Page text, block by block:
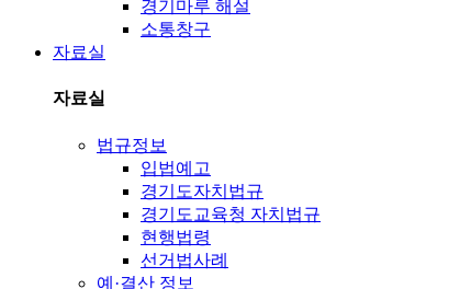
경기마루 해설
소통창구
자료실
자료실
법규정보
입법예고
경기도자치법규
경기도교육청 자치법규
현행법령
선거법사례
예·결산 정보